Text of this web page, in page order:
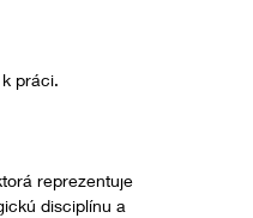
práci.
reprezentuje
disciplínu a